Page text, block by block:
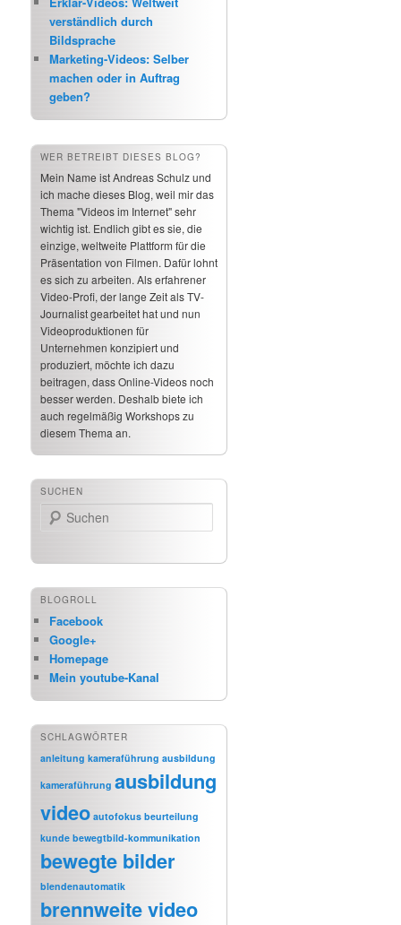
verständlich durch
Bildsprache
Marketing-Videos: Selber
machen oder in Auftrag
geben?
WER BETREIBT DIESES BLOG?
Mein Name ist Andreas Schulz und
ich mache dieses Blog, weil mir das
Thema "Videos im Internet" sehr
wichtig ist. Endlich gibt es sie, die
einzige, weltweite Plattform für die
Präsentation von Filmen. Dafür lohnt
es sich zu arbeiten. Als erfahrener
Video-Profi, der lange Zeit als TV-
Journalist gearbeitet hat und nun
Videoproduktionen für
Unternehmen konzipiert und
produziert, möchte ich dazu
beitragen, dass Online-Videos noch
besser werden. Deshalb biete ich
auch regelmäßig Workshops zu
diesem Thema an.
SUCHEN
Suchen
BLOGROLL
Facebook
Google+
Homepage
Mein youtube-Kanal
SCHLAGWÖRTER
anleitung kameraführung ausbildung
kameraführung ausbildung
video autofokus beurteilung
kunde bewegtbild-kommunikation
bewegte bilder
blendenautomatik
brennweite video